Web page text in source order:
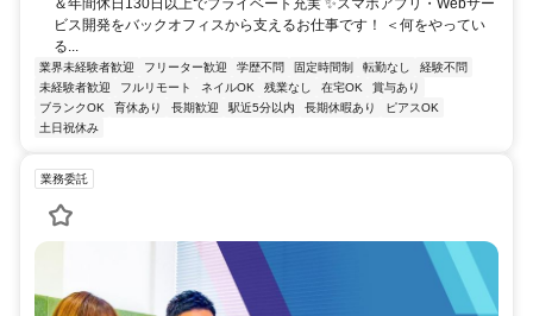
＆年間休日130日以上でプライベート充実 ✨スマホアプリ・Webサー
ビス開発をバックオフィスから支えるお仕事です！ ＜何をやってい
る...
業界未経験者歓迎 フリーター歓迎 学歴不問 固定時間制 転勤なし
経験不問
未経験者歓迎
フルリモート ネイルOK 残業なし 在宅OK
賞与あり
ブランクOK
育休あり 長期歓迎 駅近5分以内 長期休暇あり
ピアスOK
土日祝休み
業務委託